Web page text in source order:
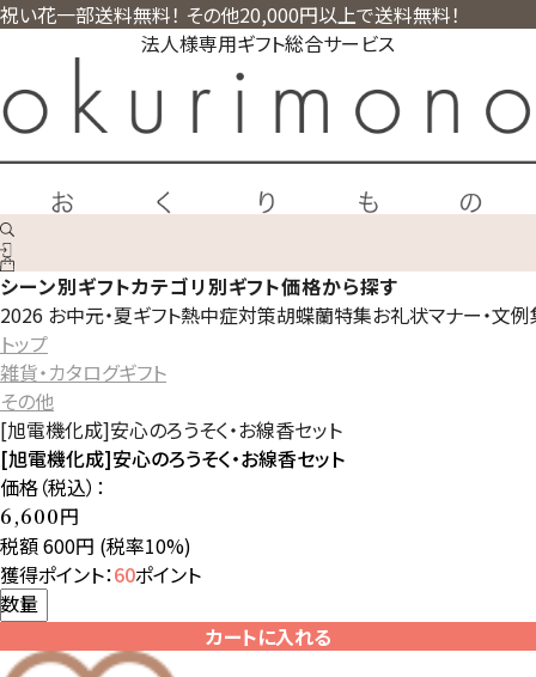
祝い花一部送料無料！ その他20,000円以上で送料無料！
法人様専用ギフト総合サービス
シーン別ギフトカテゴリ別ギフト価格から探す
2026 お中元・夏ギフト熱中症対策胡蝶蘭特集お礼状マナー・文
トップ
雑貨・カタログギフト
その他
[旭電機化成]安心のろうそく・お線香セット
[旭電機化成]安心のろうそく・お線香セット
価格（税込）：
6,600円
税額 600円 (税率10%)
獲得ポイント：60ポイント
数量
カートに入れる